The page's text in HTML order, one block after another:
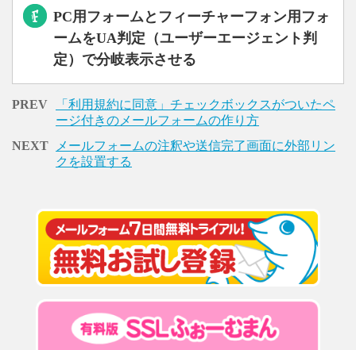
PC用フォームとフィーチャーフォン用フォ
ームをUA判定（ユーザーエージェント判
定）で分岐表示させる
PREV
「利用規約に同意」チェックボックスがついたペ
ージ付きのメールフォームの作り方
NEXT
メールフォームの注釈や送信完了画面に外部リン
クを設置する